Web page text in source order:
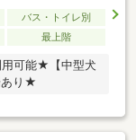
バス・トイレ別
最上階
可能★【中型犬
あり★